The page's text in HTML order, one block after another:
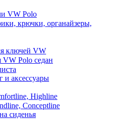
VW Polo
крючки, органайзеры,
ключей VW
Polo седан
и аксессуары
Highline
Conceptline
сиденья